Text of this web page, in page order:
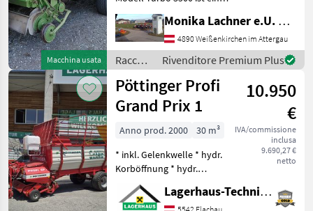
Macchina usata
zuverlässiges Arbeitsgerät,
das speziell für die
effiziente Ernte und den
Transport von Silage mit 35
Messer, entwickel
Monika Lachner e.U. Maschinenhandel
4890 Weißenkirchen im Attergau
Raccolta
mangimi
/ Krone
Rivenditore Premium Plus
Pöttinger Profi
Grand Prix 1
10.950
€
IVA/commissione
inclusa
9.690,27 €
netto
Anno prod. 2000
30 m³
* inkl. Gelenkwelle * hydr.
Korböffnung * hydr.
Kratzboden * hydr
Knickdeichsel * Bereifung
Lagerhaus-Technik Flachau